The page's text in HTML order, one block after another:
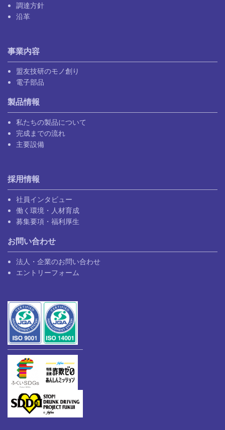
調達方針
沿革
事業内容
盟友技研のモノ創り
電子部品
製品情報
私たちの製品について
完成までの流れ
主要設備
採用情報
社員インタビュー
働く環境・人材育成
募集要項・福利厚生
お問い合わせ
法人・企業のお問い合わせ
エントリーフォーム